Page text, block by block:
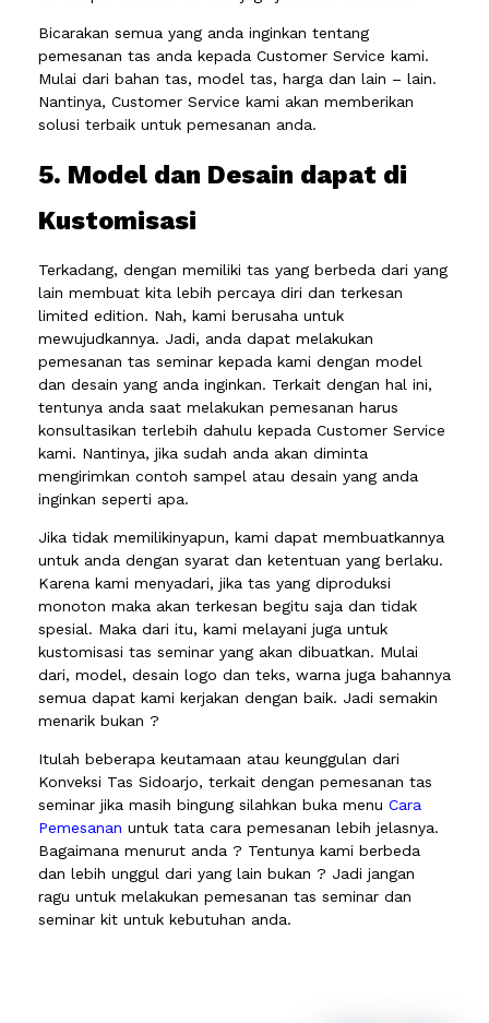
Bicarakan semua yang anda inginkan tentang
pemesanan tas anda kepada Customer Service kami.
Mulai dari bahan tas, model tas, harga dan lain – lain.
Nantinya, Customer Service kami akan memberikan
solusi terbaik untuk pemesanan anda.
5. Model dan Desain dapat di
Kustomisasi
Terkadang, dengan memiliki tas yang berbeda dari yang
lain membuat kita lebih percaya diri dan terkesan
limited edition. Nah, kami berusaha untuk
mewujudkannya. Jadi, anda dapat melakukan
pemesanan tas seminar kepada kami dengan model
dan desain yang anda inginkan. Terkait dengan hal ini,
tentunya anda saat melakukan pemesanan harus
konsultasikan terlebih dahulu kepada Customer Service
kami. Nantinya, jika sudah anda akan diminta
mengirimkan contoh sampel atau desain yang anda
inginkan seperti apa.
Jika tidak memilikinyapun, kami dapat membuatkannya
untuk anda dengan syarat dan ketentuan yang berlaku.
Karena kami menyadari, jika tas yang diproduksi
monoton maka akan terkesan begitu saja dan tidak
spesial. Maka dari itu, kami melayani juga untuk
kustomisasi tas seminar yang akan dibuatkan. Mulai
dari, model, desain logo dan teks, warna juga bahannya
semua dapat kami kerjakan dengan baik. Jadi semakin
menarik bukan ?
Itulah beberapa keutamaan atau keunggulan dari
Konveksi Tas Sidoarjo, terkait dengan pemesanan tas
seminar jika masih bingung silahkan buka menu Cara
Pemesanan untuk tata cara pemesanan lebih jelasnya.
Bagaimana menurut anda ? Tentunya kami berbeda
dan lebih unggul dari yang lain bukan ? Jadi jangan
ragu untuk melakukan pemesanan tas seminar dan
seminar kit untuk kebutuhan anda.